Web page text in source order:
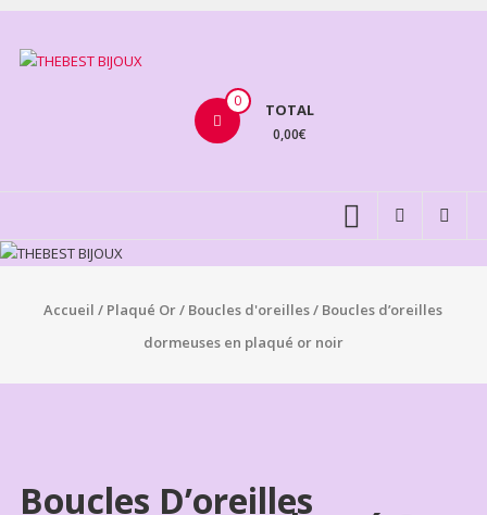
Aller
contenu
BIJOUX
0 TOTAL
0,00€
Accueil / Plaqué Or/ Boucles d'oreilles/ Boucles d’oreilles
dormeuses en plaqué or noir
Boucles D’oreilles